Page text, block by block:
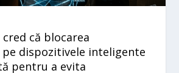
că blocarea
dispozitivele inteligente
pentru a evita